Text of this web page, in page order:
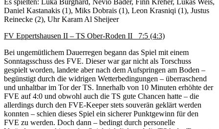
Es spielten: Luka Burghard, Nevio Bader, Finn Kreher, Lukas Weis,
Daniel Kastanakis (1), Miks Dobrais (1), Leon Krasniqi (1), Justus
Reinecke (2), Uhr Karam Al Sheijeer
FV Eppertshausen II – TS Ober-Roden II 7:5 (4:3)
Bei ungemütlichem Dauerregen begann das Spiel mit einem
Sonntagsschuss des FVE. Dieser war gar nicht als Torschuss
gespielt worden, landete aber nach dem Aufspringen am Boden –
begünstigt durch die widrigen Wetterbedingungen – überraschend
und unhaltbar im Tor der TS. Innerhalb von 10 Minuten erhöhte der
FVE auf 4:0 und obwohl auch die TS gute Chancen hatte – die
allerdings durch den FVE-Keeper stets souverän geklärt werden
konnten – schien dieses Spiel ein sicherer Punktgewinn für den
FVE zu werden. Doch dann – bedingt durch personelle